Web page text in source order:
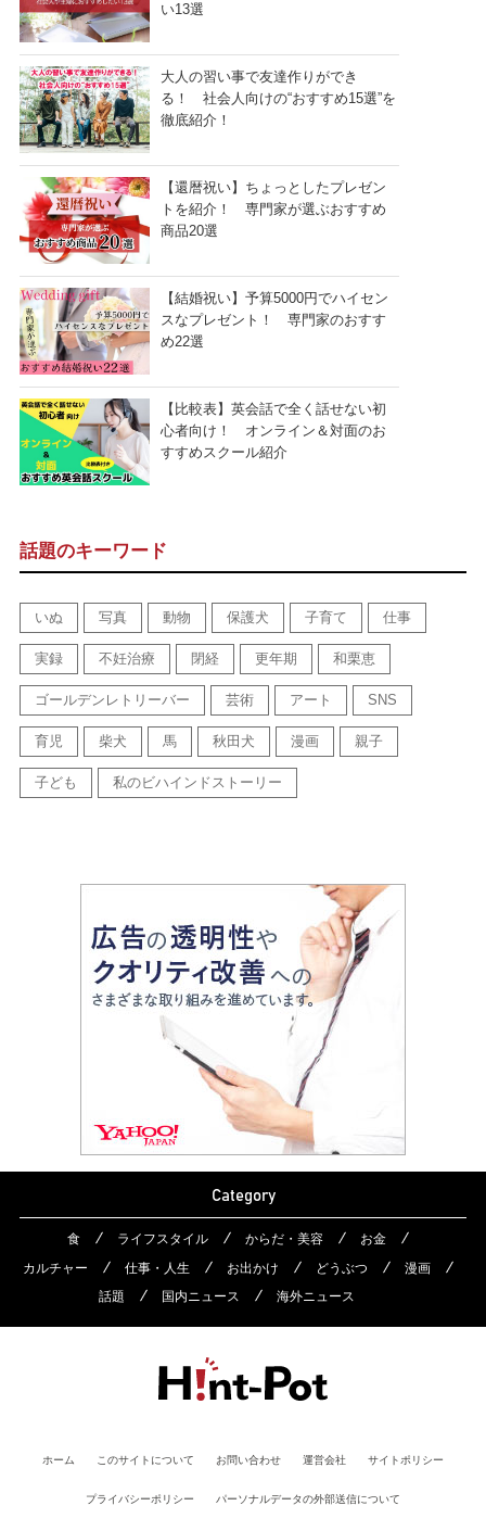
い13選
大人の習い事で友達作りができ
る！ 社会人向けの“おすすめ15選”を
徹底紹介！
【還暦祝い】ちょっとしたプレゼン
トを紹介！ 専門家が選ぶおすすめ
商品20選
【結婚祝い】予算5000円でハイセン
スなプレゼント！ 専門家のおすす
め22選
【比較表】英会話で全く話せない初
心者向け！ オンライン＆対面のお
すすめスクール紹介
話題のキーワード
いぬ 写真 動物 保護犬 子育て 仕事
実録 不妊治療 閉経 更年期 和栗恵
ゴールデンレトリーバー 芸術 アート SNS
育児 柴犬 馬 秋田犬 漫画 親子
子ども 私のビハインドストーリー
Category
食 ライフスタイル からだ・美容
お金
カルチャー
仕事・人生 お出かけ どうぶつ
漫画
話題
国内ニュース 海外ニュース
ホーム このサイトについて お問い合わせ 運営会社 サイトポリシー
プライバシーポリシー パーソナルデータの外部送信について